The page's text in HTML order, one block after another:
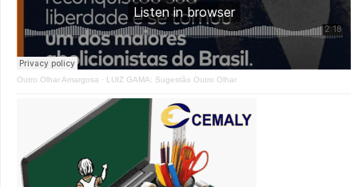
Outro Olhar Amargosa · LUIZ GAMA: Sugestão Outro Olhar